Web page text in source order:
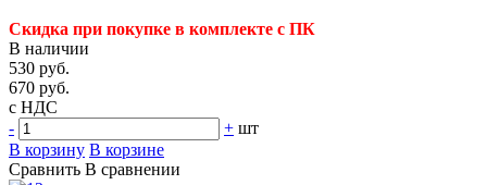
Скидка при покупке в комплекте с ПК
В наличии
530 руб.
670 руб.
с НДС
-
+ шт
В корзину В корзине
Сравнить В сравнении